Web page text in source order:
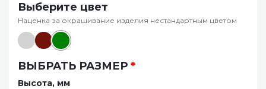
Выберите цвет
Наценка за окрашивание изделия нестандартным цветом
ВЫБРАТЬ РАЗМЕР *
Высота, мм